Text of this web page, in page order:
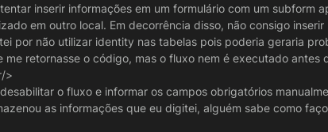
inserir informações em um formulário com um subform
em outro local. Em decorrência disso, não consigo
por não utilizar identity nas tabelas pois poderia geraria
me retornasse o código, mas o fluxo nem é executado antes
>
o fluxo e informar os campos obrigatórios
as informações que eu digitei, alguém sabe como